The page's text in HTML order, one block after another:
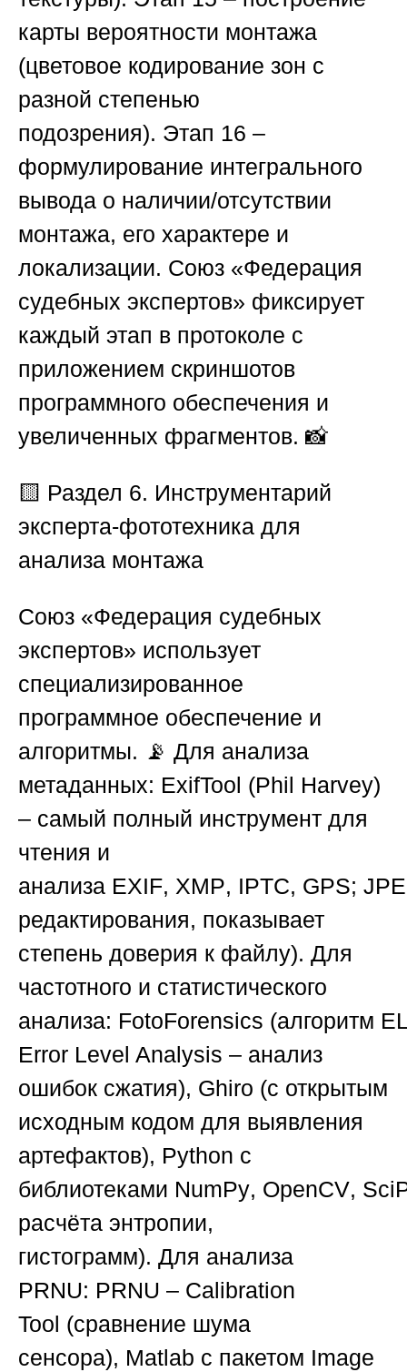
карты вероятности монтажа
(цветовое кодирование зон с
разной степенью
подозрения). Этап 16 –
формулирование интегрального
вывода о наличии/отсутствии
монтажа, его характере и
локализации. Союз «Федерация
судебных экспертов» фиксирует
каждый этап в протоколе с
приложением скриншотов
программного обеспечения и
увеличенных фрагментов. 📸
🟨 Раздел 6. Инструментарий
эксперта-фототехника для
анализа монтажа
Союз «Федерация судебных
экспертов» использует
специализированное
программное обеспечение и
алгоритмы. 📡 Для анализа
метаданных: ExifTool (Phil Harvey)
– самый полный инструмент для
чтения и
анализа EXIF, XMP, IPTC, GPS;
редактирования, показывает
степень доверия к файлу). Для
частотного и статистического
анализа: FotoForensics (алгоритм
Error Level Analysis – анализ
ошибок сжатия), Ghiro (с открытым
исходным кодом для выявления
артефактов), Python с
библиотеками NumPy, OpenCV,
расчёта энтропии,
гистограмм). Для анализа
PRNU: PRNU – Calibration
Tool (сравнение шума
сенсора), Matlab с пакетом Image